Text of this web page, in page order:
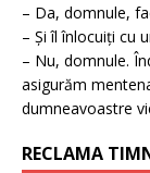
– Da, domnule,
– Și îl înlocuiți cu
– Nu, domnule.
asigurăm
dumneavoastre
RECLAMA